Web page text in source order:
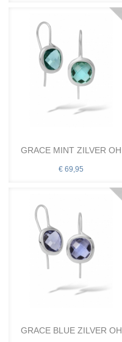
GRACE MINT ZILVER OH
€ 69,95
GRACE BLUE ZILVER OH